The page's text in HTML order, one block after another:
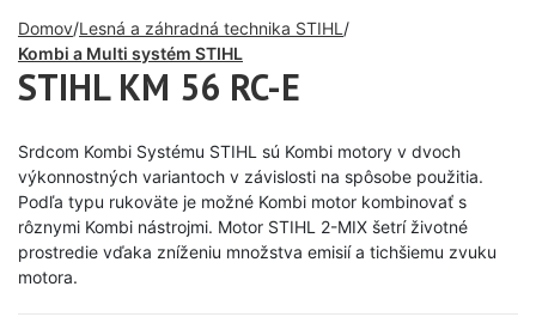
Domov Lesná a záhradná technika STIHL
Kombi a Multi systém STIHL
STIHL KM 56 RC-E
Srdcom Kombi Systému STIHL sú Kombi motory v dvoch
výkonnostných variantoch v závislosti na spôsobe použitia.
Podľa typu rukoväte je možné Kombi motor kombinovať s
rôznymi Kombi nástrojmi. Motor STIHL 2-MIX šetrí životné
prostredie vďaka zníženiu množstva emisií a tichšiemu zvuku
motora.